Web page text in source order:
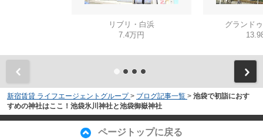
リブリ・白浜
7.4万円
グランド
新宿賃貸 ライフエージェントグループ > ブログ記事一覧 > 池袋で初詣におす
すめの神社はここ！池袋氷川神社と池袋御嶽神社
ページトップに戻る